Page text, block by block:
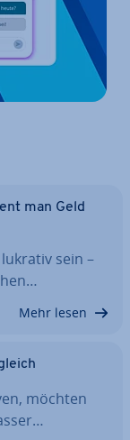
man Geld
sein –
Mehr lesen
möchten